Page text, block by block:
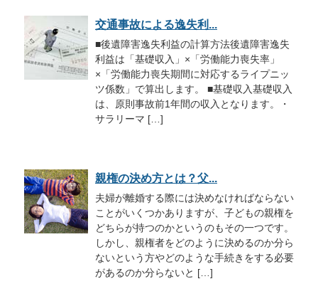
交通事故による逸失利...
■後遺障害逸失利益の計算方法後遺障害逸失
利益は「基礎収入」×「労働能力喪失率」
×「労働能力喪失期間に対応するライプニッ
ツ係数」で算出します。 ■基礎収入基礎収入
は、原則事故前1年間の収入となります。・
サラリーマ […]
親権の決め方とは？父...
夫婦が離婚する際には決めなければならない
ことがいくつかありますが、子どもの親権を
どちらが持つのかというのもその一つです。
しかし、親権者をどのように決めるのか分ら
ないという方やどのような手続きをする必要
があるのか分らないと […]